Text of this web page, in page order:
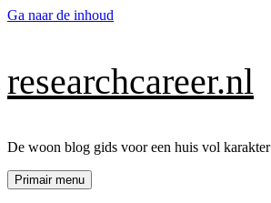
Ga naar de inhoud
researchcareer.nl
De woon blog gids voor een huis vol karakter
Primair menu